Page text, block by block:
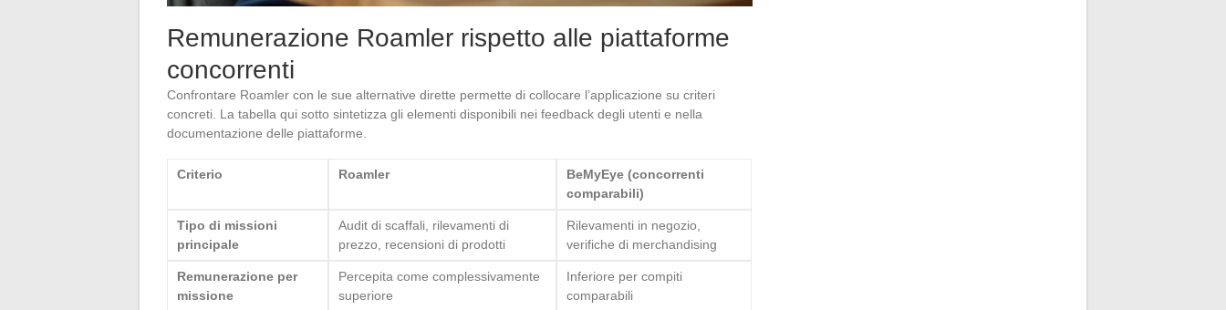
Remunerazione Roamler rispetto alle piattaforme
concorrenti
Confrontare Roamler con le sue alternative dirette permette di collocare l’applicazione su criteri
concreti. La tabella qui sotto sintetizza gli elementi disponibili nei feedback degli utenti e nella
documentazione delle piattaforme.
Criterio Roamler
BeMyEye (concorrenti
comparabili)
Tipo di missioni
principale
Audit di scaffali, rilevamenti di
prezzo, recensioni di prodotti
Rilevamenti in negozio,
verifiche di merchandising
Remunerazione per
missione
Percepita come complessivamente
superiore
Inferiore per compiti
comparabili